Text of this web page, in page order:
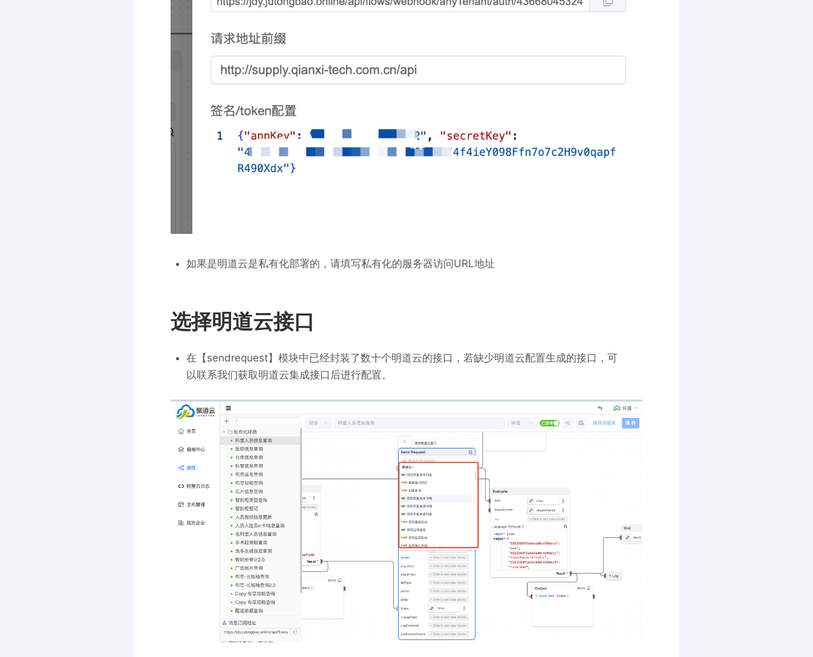
如果是明道云是私有化部署的，请填写私有化的服务器访问URL地址
选择明道云接口
在【sendrequest】模块中已经封装了数十个明道云的接口，若缺少明道云配置生成的接口，可
以联系我们获取明道云集成接口后进行配置。